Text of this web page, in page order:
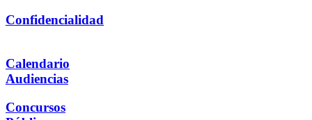
Confidencialidad
Calendario
Audiencias
Concursos